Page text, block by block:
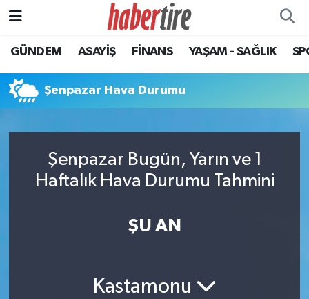
GÜNDEM ASAYİŞ FİNANS YAŞAM - SAĞLIK
Şenpazar Hava Durumu
Şenpazar Bugün, Yarın ve 1
Haftalık Hava Durumu Tahmini
ŞU AN
Kastamonu
Tire Nöbetçi Eczaneler
Tire Hava Durumu
Süper Lig Puan Durumu ve Fikstür
Son Dakika Haberleri